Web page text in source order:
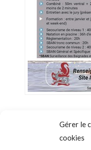
Gérer le
cookies